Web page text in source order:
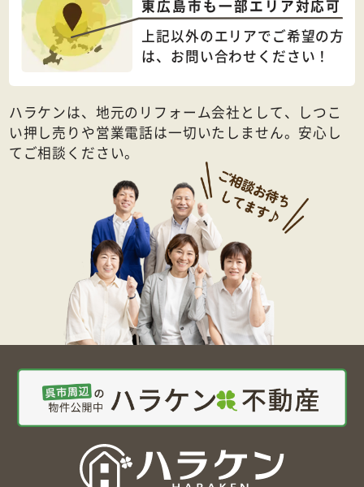
東広島市も一部エリア対応可
上記以外のエリアでご希望の方
は、 お問い合わせください！
ハラケンは、地元のリフォーム会社として、しつこ
い押し売りや営業電話は一切いたしません。安心し
てご相談ください。